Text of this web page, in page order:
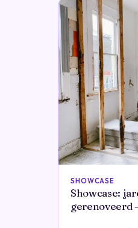
SHOWCASE
Showcase:
gerenoveerd